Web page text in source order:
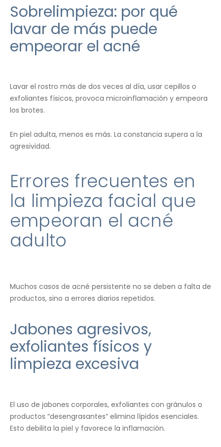
Sobrelimpieza: por qué
lavar de más puede
empeorar el acné
Lavar el rostro más de dos veces al día, usar cepillos o
exfoliantes físicos, provoca microinflamación y empeora
los brotes.
En piel adulta, menos es más. La constancia supera a la
agresividad.
Errores frecuentes en
la limpieza facial que
empeoran el acné
adulto
Muchos casos de acné persistente no se deben a falta de
productos, sino a errores diarios repetidos.
Jabones agresivos,
exfoliantes físicos y
limpieza excesiva
El uso de jabones corporales, exfoliantes con gránulos o
productos “desengrasantes” elimina lípidos esenciales.
Esto debilita la piel y favorece la inflamación.